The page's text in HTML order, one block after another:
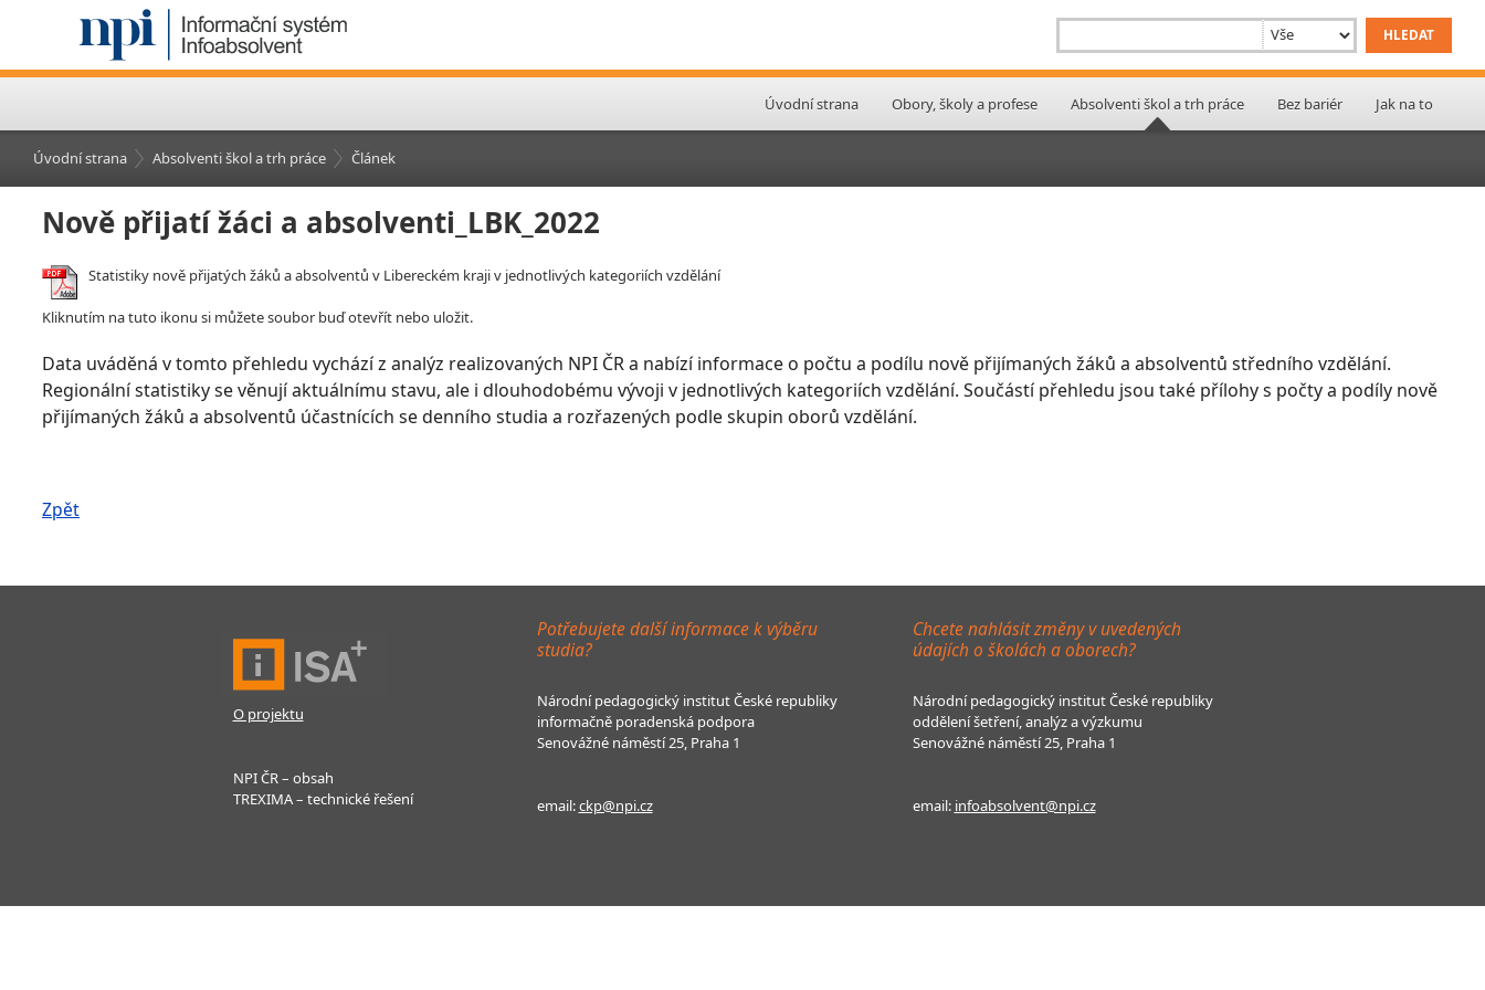
Úvodní strana Obory, školy a profese Absolventi škol a trh práce Bez bariér Jak na to
Úvodní strana Absolventi škol a trh práce Článek
Nově přijatí žáci a absolventi_LBK_2022
Statistiky nově přijatých žáků a absolventů v Libereckém kraji v jednotlivých kategoriích vzdělání
Kliknutím na tuto ikonu si můžete soubor buď otevřít nebo uložit.
Data uváděná v tomto přehledu vychází z analýz realizovaných NPI ČR a nabízí informace o počtu a podílu nově přijímaných žáků a absolventů středního vzdělání.
Regionální statistiky se věnují aktuálnímu stavu, ale i dlouhodobému vývoji v jednotlivých kategoriích vzdělání. Součástí přehledu jsou také přílohy s počty a podíly nově
přijímaných žáků a absolventů účastnících se denního studia a rozřazených podle skupin oborů vzdělání.
Zpět
O projektu
NPI ČR – obsah
TREXIMA – technické řešení
Potřebujete další informace k výběru
studia?
Národní pedagogický institut České republiky
informačně poradenská podpora
Senovážné náměstí 25, Praha 1
email:ckp@npi.cz
Chcete nahlásit změny v uvedených
údajích o školách a oborech?
Národní pedagogický institut České republiky
oddělení šetření, analýz a výzkumu
Senovážné náměstí 25, Praha 1
email: infoabsolvent@npi.cz